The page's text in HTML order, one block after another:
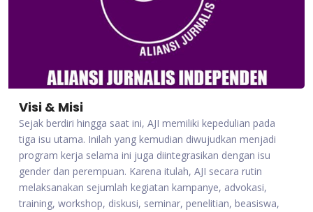
Visi & Misi
Sejak berdiri hingga saat ini, AJI memiliki kepedulian pada
tiga isu utama. Inilah yang kemudian diwujudkan menjadi
program kerja selama ini juga diintegrasikan dengan isu
gender dan perempuan. Karena itulah, AJI secara rutin
melaksanakan sejumlah kegiatan kampanye, advokasi,
training, workshop, diskusi, seminar, penelitian, beasiswa,